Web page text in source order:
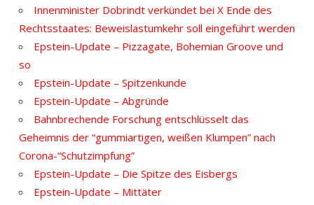
Innenminister Dobrindt verkündet bei X Ende des
Rechtsstaates: Beweislastumkehr soll eingeführt werden
Epstein-Update – Pizzagate, Bohemian Groove und
so
Epstein-Update – Spitzenkunde
Epstein-Update – Abgründe
Bahnbrechende Forschung entschlüsselt das
Geheimnis der “gummiartigen, weißen Klumpen” nach
Corona-“Schutzimpfung”
Epstein-Update – Die Spitze des Eisbergs
Epstein-Update – Mittäter